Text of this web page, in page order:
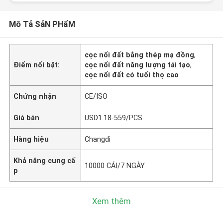
Mô Tả SảN PHẩM
Điểm nổi bật:
cọc nối đất bằng thép mạ đồng,
cọc nối đất năng lượng tái tạo,
cọc nối đất có tuổi thọ cao
Chứng nhận CE/ISO
Giá bán USD1.18-559/PCS
Hàng hiệu Changdi
Khả năng cung cấ
p
10000 CÁI/7 NGÀY
Xem thêm